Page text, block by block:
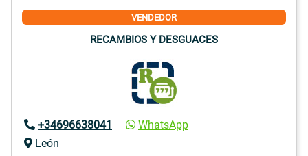
VENDEDOR
RECAMBIOS Y DESGUACES
+34696638041
WhatsApp
León